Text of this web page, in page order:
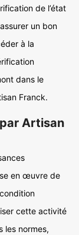
de l’état
un bon
à la
dans le
Franck.
Artisan
en œuvre de
cette activité
les normes,